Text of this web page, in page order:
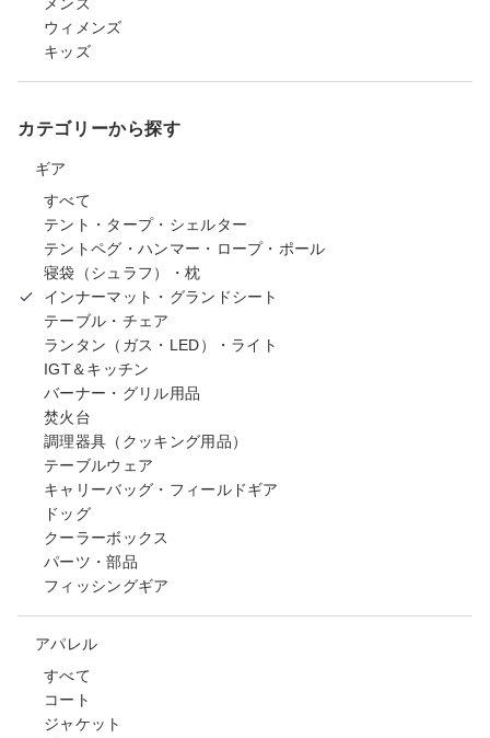
ウィメンズ
キッズ
カテゴリーから探す
ギア
すべて
テント・タープ・シェルター
テントペグ・ハンマー・ロープ・ポール
寝袋（シュラフ）・枕
インナーマット・グランドシート
テーブル・チェア
ランタン（ガス・LED）・ライト
IGT＆キッチン
バーナー・グリル用品
焚火台
調理器具（クッキング用品）
テーブルウェア
キャリーバッグ・フィールドギア
ドッグ
クーラーボックス
パーツ・部品
フィッシングギア
アパレル
すべて
コート
ジャケット